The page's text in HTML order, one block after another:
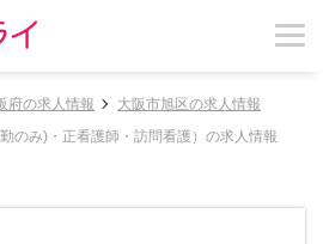
府の求人情報
大阪市旭区の求人情報
のみ)・正看護師・訪問看護）の求人情報